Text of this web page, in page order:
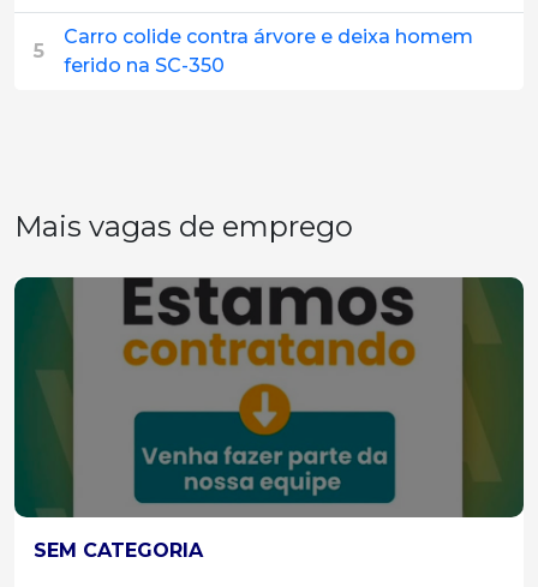
5
Carro colide contra árvore e deixa homem
ferido na SC-350
Mais vagas de emprego
SEM CATEGORIA